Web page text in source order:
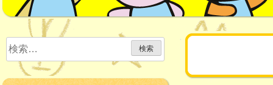
検
索: